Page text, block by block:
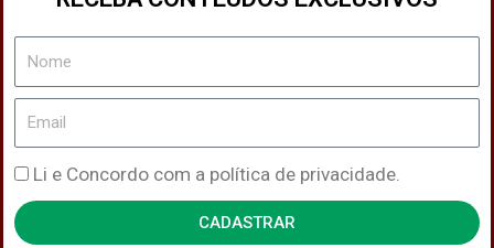
Nome
Email
Política
de
Privacidade
Li e Concordo com a política de privacidade.
CADASTRAR